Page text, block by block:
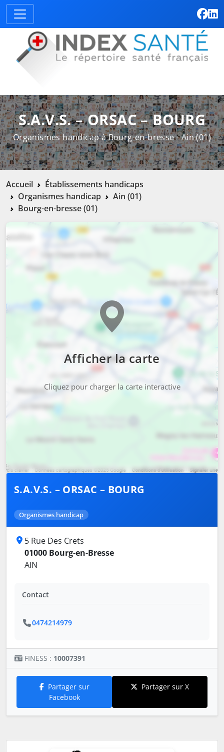
S.A.V.S. – ORSAC – BOURG
Organismes handicap à Bourg-en-bresse - Ain (01)
Accueil
Établissements handicaps
Organismes handicap
Ain (01)
Bourg-en-bresse (01)
Afficher la carte
Cliquez pour charger la carte interactive
S.A.V.S. – ORSAC – BOURG
Organismes handicap
5 Rue Des Crets
01000 Bourg-en-Bresse
AIN
Contact
0474214979
FINESS : 10007391
Partager sur
Facebook
Partager sur X